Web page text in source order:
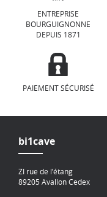
ENTREPRISE
BOURGUIGNONNE
DEPUIS 1871
PAIEMENT SÉCURISÉ
bi1cave
ZI rue de l’étang
89205 Avallon Cedex